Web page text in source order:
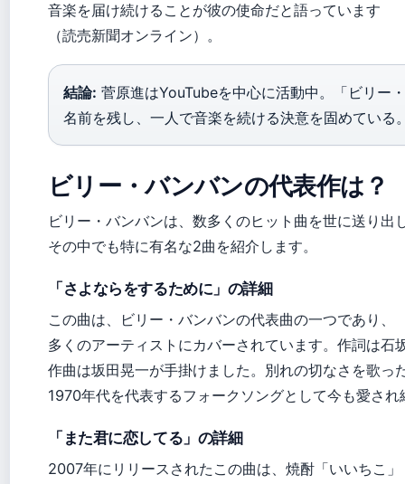
音楽を届け続けることが彼の使命だと語っています
（読売新聞オンライン）。
結論: 菅原進はYouTubeを中心に活動中。「ビリー
名前を残し、一人で音楽を続ける決意を固めている
ビリー・バンバンの代表作は？
ビリー・バンバンは、数多くのヒット曲を世に送り出
その中でも特に有名な2曲を紹介します。
「さよならをするために」の詳細
この曲は、ビリー・バンバンの代表曲の一つであり、
多くのアーティストにカバーされています。作詞は石
作曲は坂田晃一が手掛けました。別れの切なさを歌っ
1970年代を代表するフォークソングとして今も愛され
「また君に恋してる」の詳細
2007年にリリースされたこの曲は、焼酎「いいちこ」